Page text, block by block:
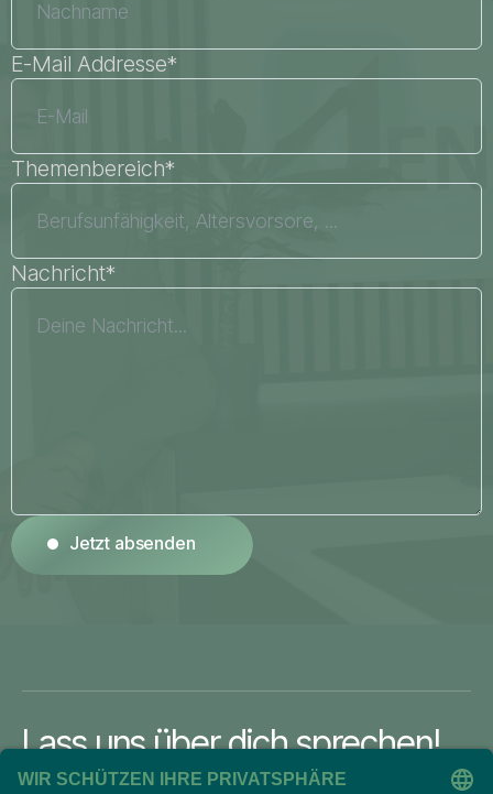
E-Mail Addresse*
Themenbereich*
Nachricht*
Jetzt absenden
Jetzt absenden
Lass uns über dich sprechen!
Jetzt Nachricht senden